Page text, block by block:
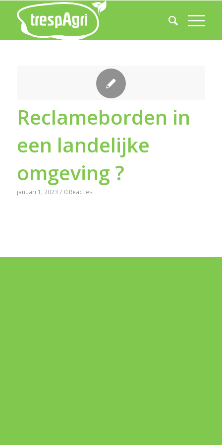
Reclameborden in
een landelijke
omgeving ?
januari 1, 2023 / 0 Reacties